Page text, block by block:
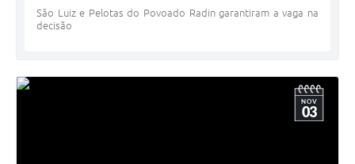
São Luiz e Pelotas do Povoado Radin garantiram a vaga na
decisão
NOV
03